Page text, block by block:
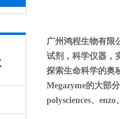
广州鸿程生物有限
试剂，科学仪器，
探索生命科学的奥
Megazyme的大部
polysciences、enzo